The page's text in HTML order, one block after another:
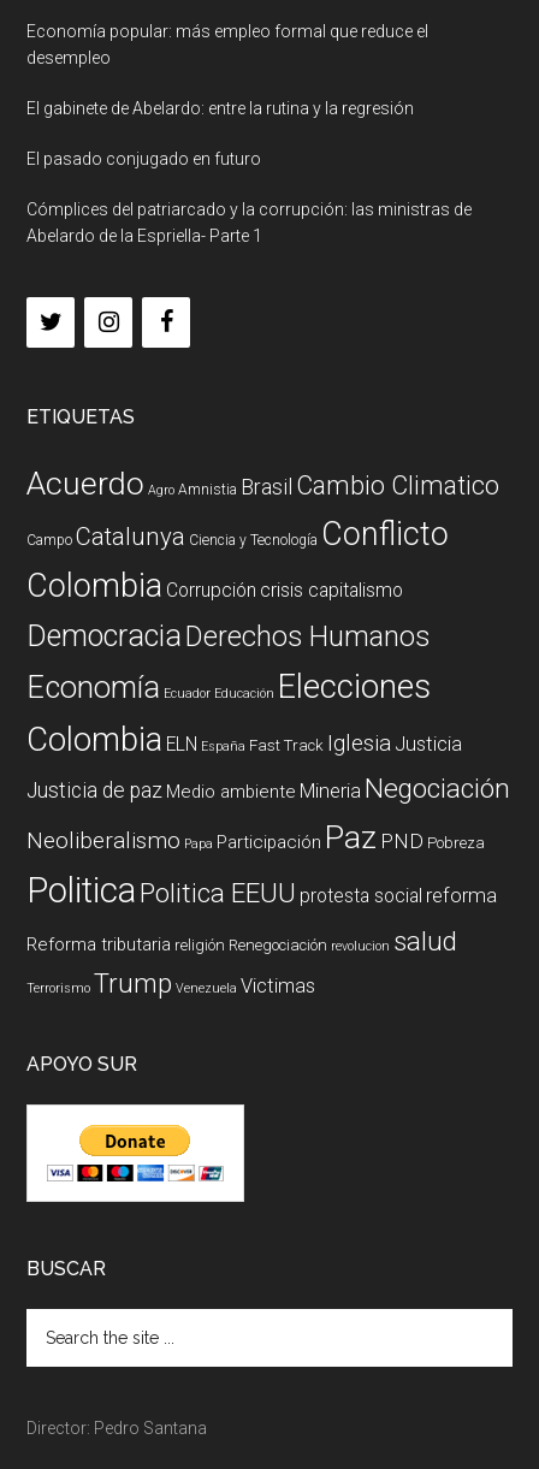
Economía popular: más empleo formal que reduce el
desempleo
El gabinete de Abelardo: entre la rutina y la regresión
El pasado conjugado en futuro
Cómplices del patriarcado y la corrupción: las ministras de
Abelardo de la Espriella- Parte 1
ETIQUETAS
Acuerdo Agro Amnistia Brasil Cambio Climatico
Campo Catalunya Ciencia y Tecnología Conflicto
Colombia Corrupción crisis capitalismo
DemocraciaDerechos Humanos
Economía Ecuador Educación Elecciones
Colombia ELN España Fast Track Iglesia Justicia
Justicia de paz Medio ambiente Mineria Negociación
Neoliberalismo Papa Participación Paz PND Pobreza
PoliticaPolitica EEUU protesta social reforma
Reforma tributaria religión Renegociación revolucion salud
Terrorismo Trump Venezuela Victimas
APOYO SUR
BUSCAR
Director: Pedro Santana